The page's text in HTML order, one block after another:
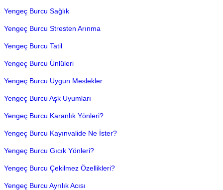
Yengeç Burcu Sağlık
Yengeç Burcu Stresten Arınma
Yengeç Burcu Tatil
Yengeç Burcu Ünlüleri
Yengeç Burcu Uygun Meslekler
Yengeç Burcu Aşk Uyumları
Yengeç Burcu Karanlık Yönleri?
Yengeç Burcu Kayınvalide Ne İster?
Yengeç Burcu Gıcık Yönleri?
Yengeç Burcu Çekilmez Özellikleri?
Yengeç Burcu Ayrılık Acısı